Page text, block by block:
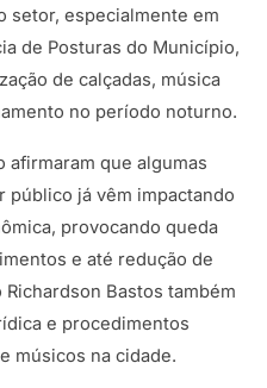
setor, especialmente em
de Posturas do Município,
de calçadas, música
no período noturno.
afirmaram que algumas
público já vêm impactando
provocando queda
e até redução de
Bastos também
e procedimentos
músicos na cidade.